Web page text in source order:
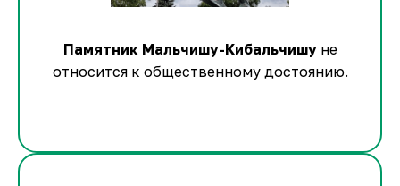
Памятник Мальчишу-Кибальчишу не
относится к общественному достоянию.